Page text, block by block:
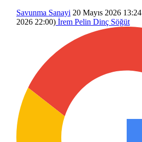
Savunma Sanayi 20 Mayıs 2026 13:24
2026 22:00) İrem Pelin Dinç Söğüt